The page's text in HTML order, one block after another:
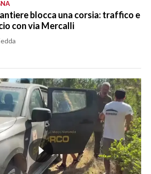
blocca una corsia: traffico e
con via Mercalli